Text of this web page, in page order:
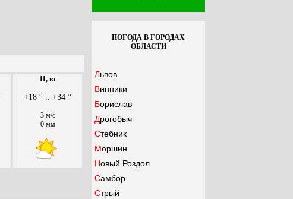
11, вт
+18 ° .. +34 °
3 м/с
0 мм
ПОГОДА В ГОРОДАХ
ОБЛАСТИ
Львов
Винники
Борислав
Дрогобыч
Стебник
Моршин
Новый Роздол
Самбор
Стрый